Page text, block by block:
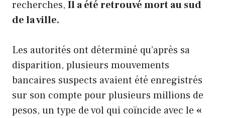
recherches, Il a été retrouvé mort au sud
de la ville.
Les autorités ont déterminé qu’après sa
disparition, plusieurs mouvements
bancaires suspects avaient été enregistrés
sur son compte pour plusieurs millions de
pesos, un type de vol qui coïncide avec le «